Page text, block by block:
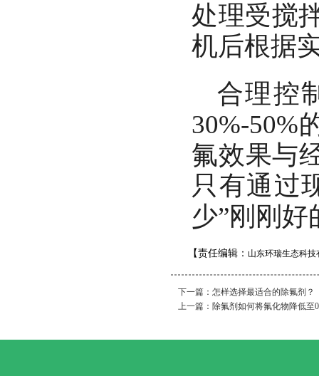
处理受搅
机后根据
合理控
30%-50%
氟效果与
只有通过
少”刚刚
【责任编辑： 山东环瑞生态科技
下一篇： 怎样选择最适合的除氟剂？
上一篇： 除氟剂如何将氟化物降低至